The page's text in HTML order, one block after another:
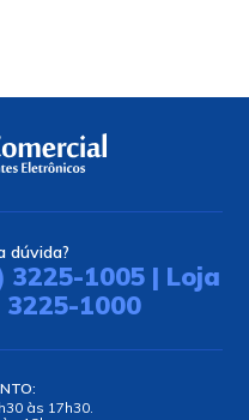
Adesivo Anaeróbico
Fixador 138 - Tek Bond
R$ 33,75
no PIX ou Boleto com
de desconto